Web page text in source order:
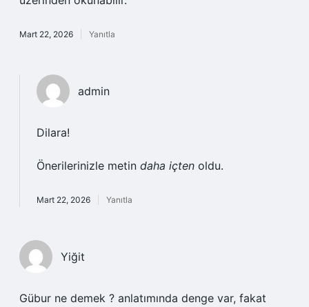
Mart 22, 2026 Yanıtla
admin
Dilara!
Önerilerinizle metin daha içten oldu.
Mart 22, 2026 Yanıtla
Yiğit
Gübur ne demek ? anlatımında denge var, fakat